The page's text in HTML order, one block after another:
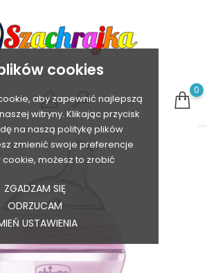
cookies
aby zapewnić najlepszą
witryny. Klikając przycisk
na naszą politykę plików
zmienić swoje preferencje
możesz to zrobić
ZGADZAM SIĘ
ODRZUCAM
USTAWIENIA
0